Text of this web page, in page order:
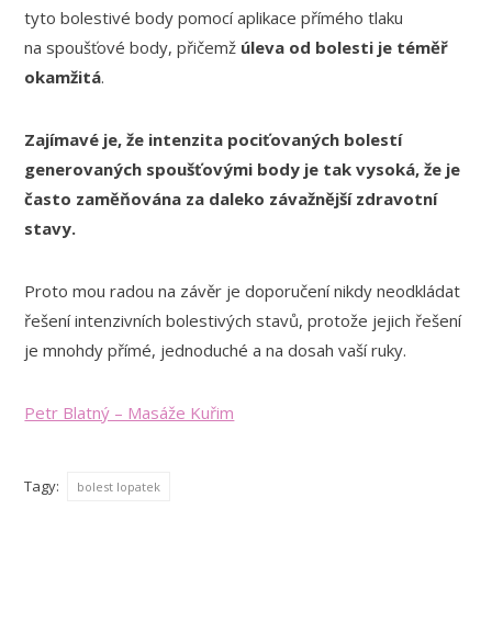
tyto bolestivé body pomocí aplikace přímého tlaku
na spoušťové body, přičemž úleva od bolesti je téměř
okamžitá.
Zajímavé je, že intenzita pociťovaných bolestí
generovaných spoušťovými body je tak vysoká, že je
často zaměňována za daleko závažnější zdravotní
stavy.
Proto mou radou na závěr je doporučení nikdy neodkládat
řešení intenzivních bolestivých stavů, protože jejich řešení
je mnohdy přímé, jednoduché a na dosah vaší ruky.
Petr Blatný – Masáže Kuřim
Tagy: bolest lopatek